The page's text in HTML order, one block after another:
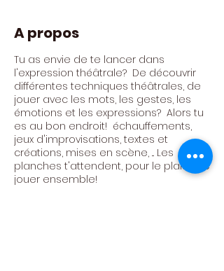
A propos
Tu as envie de te lancer dans
l'expression théâtrale? De découvrir
différentes techniques théâtrales, de
jouer avec les mots, les gestes, les
émotions et les expressions? Alors tu
es au bon endroit! échauffements,
jeux d'improvisations, textes et
créations, mises en scène, ... Les
planches t'attendent, pour le plaisir de
jouer ensemble!